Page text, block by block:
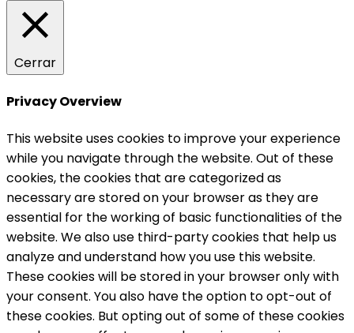
Cerrar
Privacy Overview
This website uses cookies to improve your experience
while you navigate through the website. Out of these
cookies, the cookies that are categorized as
necessary are stored on your browser as they are
essential for the working of basic functionalities of the
website. We also use third-party cookies that help us
analyze and understand how you use this website.
These cookies will be stored in your browser only with
your consent. You also have the option to opt-out of
these cookies. But opting out of some of these cookies